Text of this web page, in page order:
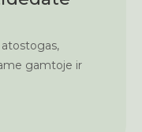
atostogas,
gamtoje ir